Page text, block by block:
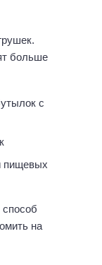
больше
с
пищевых
на